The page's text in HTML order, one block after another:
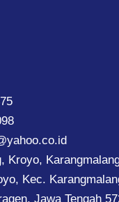
Kroyo,
Kec.
Jawa Tengah